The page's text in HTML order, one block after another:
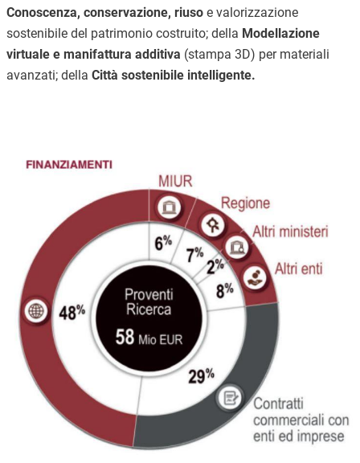
Conoscenza, conservazione, riuso e valorizzazione
sostenibile del patrimonio costruito; della Modellazione
virtuale e manifattura additiva (stampa 3D) per materiali
avanzati; della Città sostenibile intelligente.
Image